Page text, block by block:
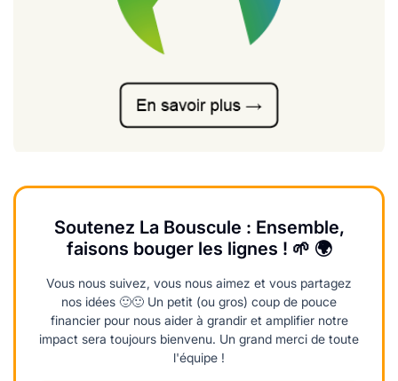
Soutenez La Bouscule : Ensemble,
faisons bouger les lignes ! 🌱 🌍
Vous nous suivez, vous nous aimez et vous partagez
nos idées 🙂🙂 Un petit (ou gros) coup de pouce
financier pour nous aider à grandir et amplifier notre
impact sera toujours bienvenu. Un grand merci de toute
l'équipe !